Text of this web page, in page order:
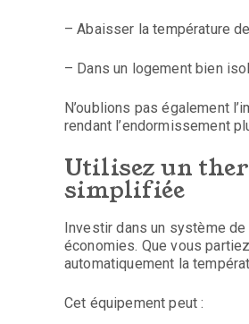
– Abaisser la température
– Dans un logement bien
N’oublions pas également
rendant l’endormissement
Utilisez un
simplifiée
Investir dans un système
économies. Que vous
automatiquement la
Cet équipement peut :